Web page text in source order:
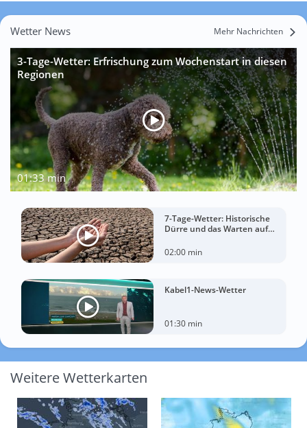
Wetter News Mehr Nachrichten
3-Tage-Wetter: Erfrischung zum Wochenstart in diesen
Regionen
01:33 min
7-Tage-Wetter: Historische
Dürre und das Warten auf
02:00 min
Kabel1-News-Wetter
01:30 min
Weitere Wetterkarten